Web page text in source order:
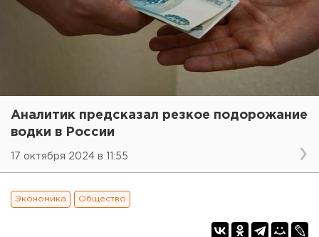
Аналитик предсказал резкое подорожание
водки в России
17 октября 2024 в 11:55
Экономика Общество